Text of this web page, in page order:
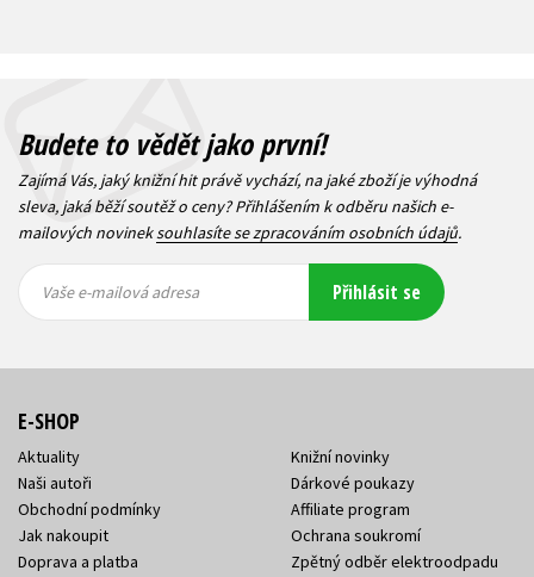
Budete to vědět jako první!
Zajímá Vás, jaký knižní hit právě vychází, na jaké zboží je výhodná
sleva, jaká běží soutěž o ceny? Přihlášením k odběru našich e-
mailových novineksouhlasíte se zpracováním osobních údajů.
mailová
mailová
Vaše e-mailová adresa Přihlásit se
E-SHOP
Aktuality
Naši autoři
Obchodní podmínky
Jak nakoupit
Doprava a platba
Knižní novinky
Dárkové poukazy
Affiliate program
Ochrana soukromí
Zpětný odběr elektroodpadu